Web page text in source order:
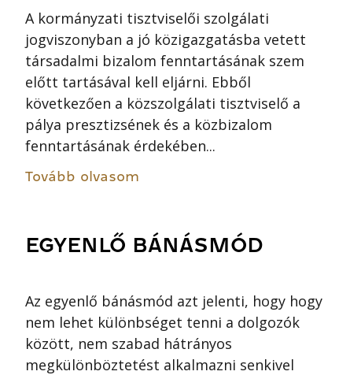
A kormányzati tisztviselői szolgálati
jogviszonyban a jó közigazgatásba vetett
társadalmi bizalom fenntartásának szem
előtt tartásával kell eljárni. Ebből
következően a közszolgálati tisztviselő a
pálya presztizsének és a közbizalom
fenntartásának érdekében...
Tovább olvasom
EGYENLŐ BÁNÁSMÓD
Az egyenlő bánásmód azt jelenti, hogy hogy
nem lehet különbséget tenni a dolgozók
között, nem szabad hátrányos
megkülönböztetést alkalmazni senkivel